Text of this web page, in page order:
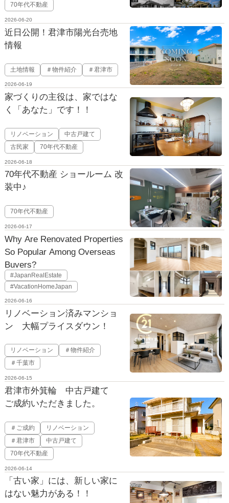
70年代不動産
2026-06-20
近日公開！君津市陽光台売地
情報
土地情報 ＃物件紹介 ＃君津市
2026-06-19
家づくりの主役は、家ではな
く「あなた」です！！
リノベーション
中古戸建て
古民家
70年代不動産
2026-06-18
70年代不動産 ショールーム 改
装中♪
70年代不動産
2026-06-17
Why Are Renovated Properties
So Popular Among Overseas
Buyers?
#JapanRealEstate
#VacationHomeJapan
2026-06-16
リノベーション済みマンショ
ン 大幅プライスダウン！
リノベーション
＃物件紹介
＃千葉市
2026-06-15
君津市外箕輪 中古戸建て
ご成約いただきました。
＃ご成約
リノベーション
＃君津市
中古戸建て
70年代不動産
2026-06-14
「古い家」には、新しい家に
はない魅力がある！！